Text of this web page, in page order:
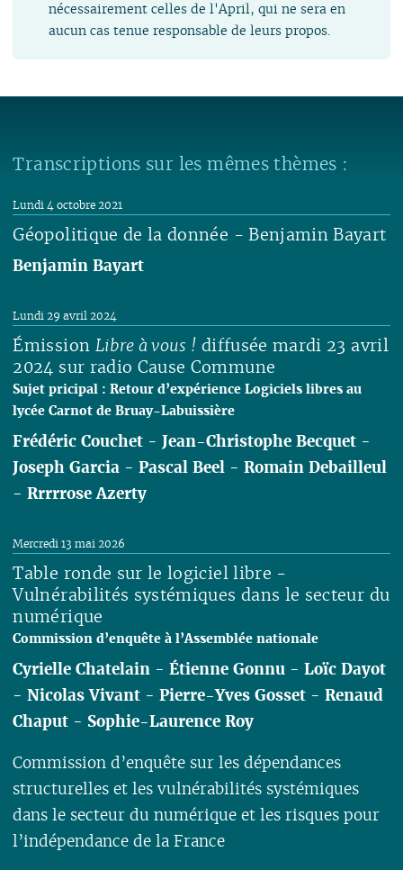
nécessairement celles de l'April, qui ne sera en
aucun cas tenue responsable de leurs propos.
Transcriptions sur les mêmes thèmes :
Géopolitique de la donnée - Benjamin Bayart
Lundi 4 octobre 2021
Benjamin Bayart
Lire
Émission Libre à vous ! diffusée mardi 23 avril
2024 sur radio Cause Commune
Sujet pricipal : Retour d’expérience Logiciels libres au
lycée Carnot de Bruay-Labuissière
Lundi 29 avril 2024
Frédéric Couchet -Jean-Christophe Becquet -
Joseph Garcia -Pascal Beel -Romain Debailleul
-Rrrrrose Azerty
Lire
Table ronde sur le logiciel libre -
Vulnérabilités systémiques dans le secteur du
numérique
Commission d’enquête à l’Assemblée nationale
Mercredi 13 mai 2026
Cyrielle Chatelain -Étienne Gonnu -Loïc Dayot
-Nicolas Vivant -Pierre-Yves Gosset -Renaud
Chaput - Sophie-Laurence Roy
Commission d’enquête sur les dépendances
structurelles et les vulnérabilités systémiques
dans le secteur du numérique et les risques pour
l’indépendance de la France